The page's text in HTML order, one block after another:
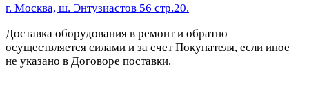
г. Москва, ш. Энтузиастов 56 стр.20.
Доставка оборудования в ремонт и обратно
осуществляется силами и за счет Покупателя, если иное
не указано в Договоре поставки.